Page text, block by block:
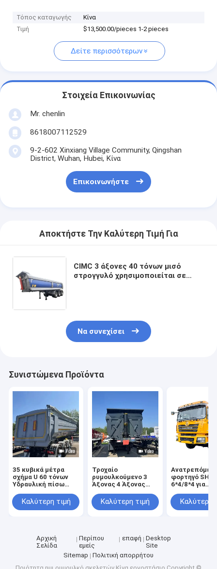
Τόπος καταγωγής
Κίνα
Τιμή
$13,500.00/pieces 1-2 pieces
Δείτε περισσότερων
Στοιχεία Επικοινωνίας
Mr. chenlin
8618007112529
9-2-602 Xinxiang Village Community, Qingshan
District, Wuhan, Hubei, Κίνα
Επικοινωνήστε
Αποκτήστε Την Καλύτερη Τιμή Για
CIMC 3 άξονες 40 τόνων μισό
στρογγυλό χρησιμοποιείται σε
Να συνεχίσει
Συνιστώμενα Προϊόντα
35 κυβικά μέτρα
σχήμα U 60 τόνων
Υδραυλική πίσω
φορτίος
ρυμουλκούμενο
Καλύτερη τιμή
Τροχαίο
ρυμουλκούμενο 3
Άξονας 4 Άξονας
Πίσω Τροχαίο
Απορριμμάτων
Καλύτερη τιμή
φορτηγό
6*4/8*4 για
πέτρας,
Καλύτερη
Αρχική
Σελίδα
Περίπου
εμείς
επαφή
Desktop
Site
Sitemap
Πολιτική απορρήτου